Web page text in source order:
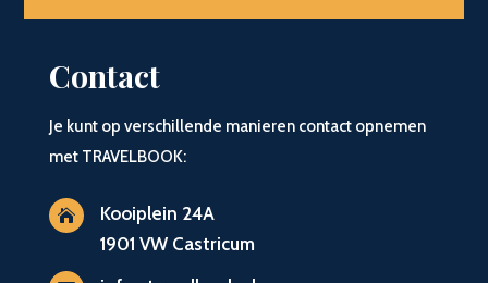
Contact
Je kunt op verschillende manieren contact opnemen
met TRAVELBOOK:

Kooiplein 24A
1901 VW Castricum